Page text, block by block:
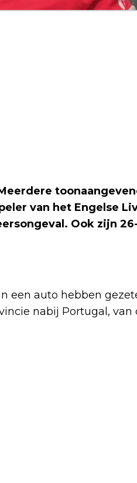
van het Engelse
Ook zijn
een auto hebben
nabij Portugal, van